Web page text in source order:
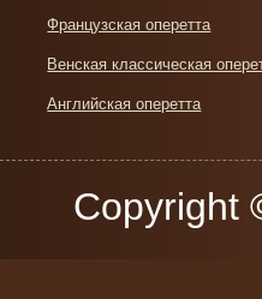
Французская оперетта
Венская классическая
Английская оперетта
Copyright